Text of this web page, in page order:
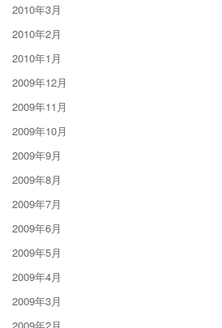
2010年3月
2010年2月
2010年1月
2009年12月
2009年11月
2009年10月
2009年9月
2009年8月
2009年7月
2009年6月
2009年5月
2009年4月
2009年3月